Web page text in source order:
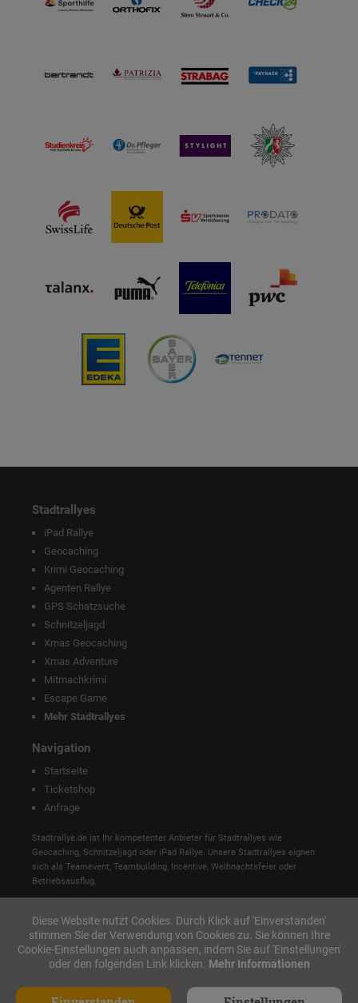
Stadtrallyes
iPad Rallye
Geocaching
Krimi Geocaching
Agenten Rallye
GPS Schatzsuche
Schnitzeljagd
Xmas Geocaching
Xmas Adventure
Mitmachkrimi
Escape Game
Mehr Stadtrallyes
Navigation
Startseite
Ticketshop
Anfrage
Stadtrallye.de ist Ihr kompetenter Anbieter für Stadtrallyes wie
Geocaching, Schnitzeljagd oder iPad Rallye. Unsere Stadtrallyes eignen
sich als Teamevent, Teambuilding, Incentive, Weihnachtsfeier oder
Betriebsausflug.
Diese Website nutzt Cookies. Durch Klick auf 'Einverstanden'
stimmen Sie der Verwendung von Cookies zu. Sie können Ihre
Cookie-Einstellungen auch anpassen, indem Sie auf 'Einstellungen'
oder den folgenden Link klicken. Mehr Informationen